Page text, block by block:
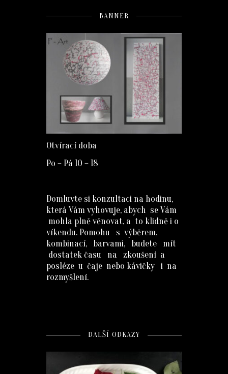
BANNER
Otvírací doba
Po – Pá 10 – 18
Domluvte si konzultaci na hodinu,
která Vám vyhovuje, abych se Vám
mohla plně věnovat, a to klidně i o
víkendu. Pomohu s výběrem,
kombinací, barvami, budete mít
dostatek času na zkoušení a
posléze u čaje nebo kávičky i na
rozmyšlení.
DALŠÍ ODKAZY